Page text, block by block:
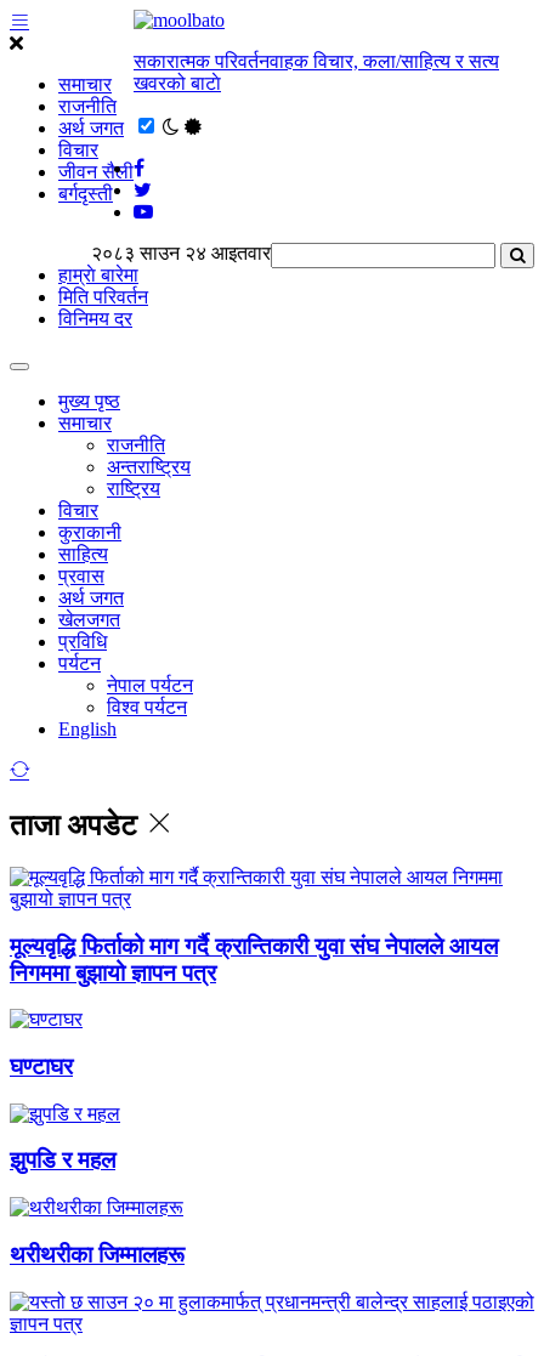
समाचार
राजनीति
अर्थ जगत
विचार
जीवन सैली
बर्गदृस्ती
सकारात्मक परिवर्तनवाहक विचार, कला/साहित्य र सत्य
खवरको बाटाे
२०८३ साउन २४ आइतवार
हाम्राे बारेमा
मिति परिवर्तन
विनिमय दर
मुख्य पृष्ठ
समाचार
राजनीति
अन्तराष्ट्रिय
राष्ट्रिय
विचार
कुराकानी
साहित्य
प्रवास
अर्थ जगत
खेलजगत
प्रविधि
पर्यटन
नेपाल पर्यटन
विश्व पर्यटन
English
ताजा अपडेट
मूल्यवृद्धि फिर्ताको माग गर्दै क्रान्तिकारी युवा संघ नेपालले आयल
निगममा बुझायो ज्ञापन पत्र
घण्टाघर
झुपडि र महल
थरीथरीका जिम्मालहरू